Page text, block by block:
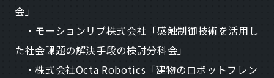
会」
・モーションリブ株式会社「感触制御技術を活用し
た社会課題の解決手段の検討分科会」
・株式会社Octa Robotics「建物のロボットフレン